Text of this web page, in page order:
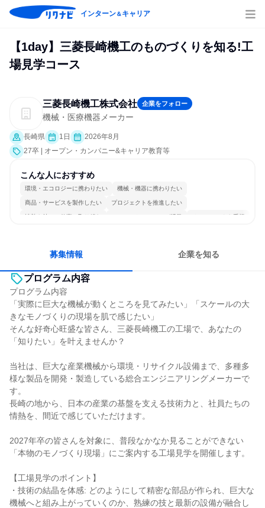
インターン＆キャリア
【1day】三菱長崎機工のものづくりを知る!工
場見学コース
三菱長崎機工株式会社 企業をフォロー
機械・医療機器メーカー
長崎県 1日
2026年8月
27卒 | オープン・カンパニー&キャリア教育等
こんな人におすすめ
環境・エコロジーに携わりたい 機械・機器に携わりたい
商品・サービスを製作したい プロジェクトを推進したい
情熱を持って仕事に取り組む コミュニケーションが活発 チームワークを重視
募集情報 企業を知る
プログラム内容
プログラム内容
「実際に巨大な機械が動くところを見てみたい」「スケールの大
きなモノづくりの現場を肌で感じたい」
そんな好奇心旺盛な皆さん、三菱長崎機工の工場で、あなたの
「知りたい」を叶えませんか？
当社は、巨大な産業機械から環境・リサイクル設備まで、多種多
様な製品を開発・製造している総合エンジニアリングメーカーで
す。
長崎の地から、日本の産業の基盤を支える技術力と、社員たちの
情熱を、間近で感じていただけます。
2027年卒の皆さんを対象に、普段なかなか見ることができない
「本物のモノづくり現場」にご案内する工場見学を開催します。
【工場見学のポイント】
・技術の結晶を体感: どのようにして精密な部品が作られ、巨大な
機械へと組み上がっていくのか、熟練の技と最新の設備が融合し